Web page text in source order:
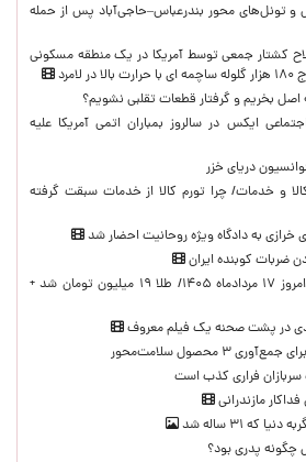
تونل‌های محور بندرعباس–حاجی‌آباد پس از حمله
کشتار جمعی توسط آمریکا در یک منطقه مسکونی
اصل بخریم و گرفتار قطعات تقلبی نشویم؟
ایکس در سالروز بمباران اتمی آمریکا علیه
دریای خزر
کالا و خدمات/ چرا تورم کالا از خدمات سبقت گرفته
به دادگاه ویژه روحانیت احضار شد
ضربات کوبنده ایران
قیمت جدید طلا و سکه امروز ۱۷ مردادماه ۱۴۰۵/ طلا ۱۹ میلیون تومان شد +
در پشت صحنه یک فیلم معروف
۳ محصول سلامت‌محور
فراری کذب است
مازندرانی
که ۳۱ ساله شد
چگونه پدری بود؟